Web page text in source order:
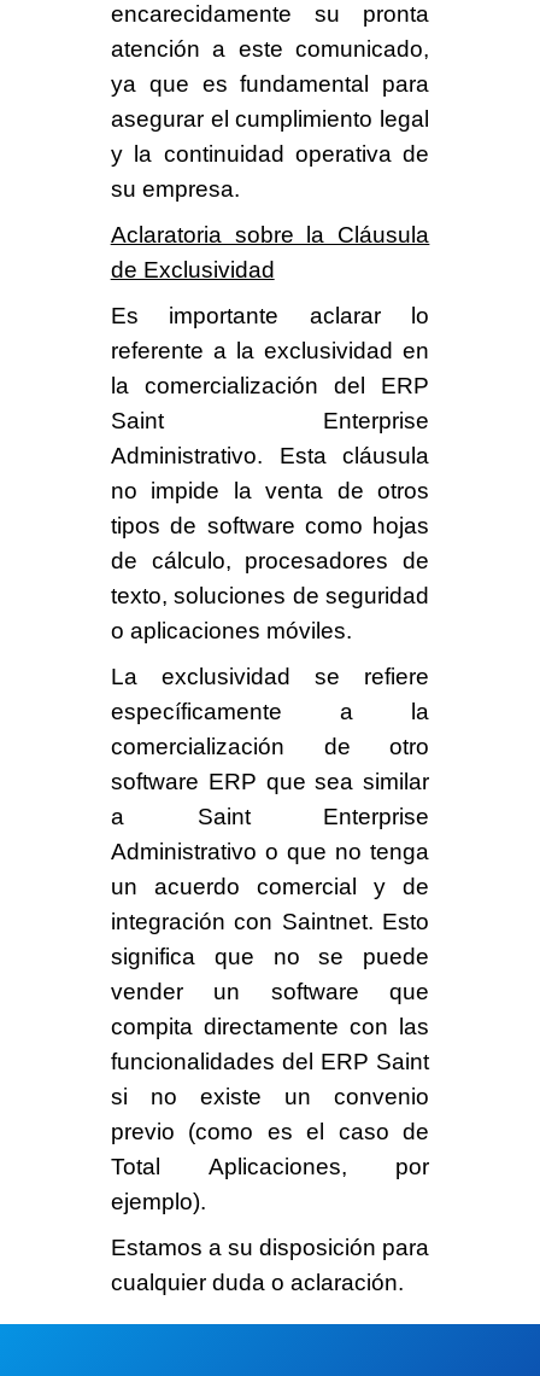
encarecidamente su pronta
atención a este comunicado,
ya que es fundamental para
asegurar el cumplimiento legal
y la continuidad operativa de
su empresa.
Aclaratoria sobre la Cláusula
de Exclusividad
Es importante aclararlo
referente a la exclusividad en
la comercialización del ERP
Saint Enterprise
Administrativo. Esta cláusula
no impide la venta de otros
tipos de software como hojas
de cálculo, procesadores de
texto, soluciones de seguridad
o aplicaciones móviles.
La exclusividad se refiere
específicamente a
la
comercialización de otro
software ERP que seasimilar
a Saint Enterprise
Administrativo o que no tenga
un acuerdo comercial
y de
integración con Saintnet. Esto
significa que no se puede
vender un software que
compita directamente con las
funcionalidades del ERP Saint
si no existe un convenio
previo (como es el caso de
Total Aplicaciones, por
ejemplo).
Estamos a su disposición para
cualquier duda o aclaración.